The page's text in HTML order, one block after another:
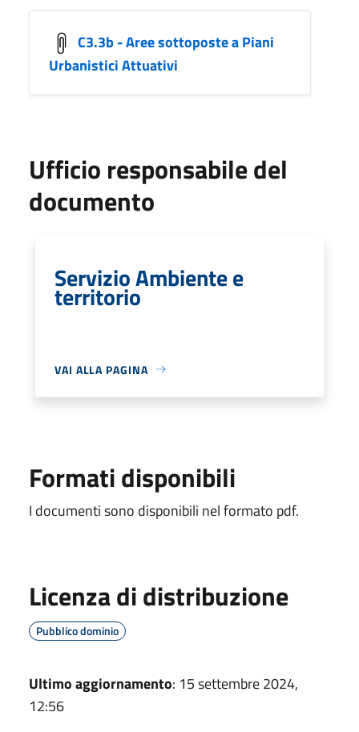
C3.3b - Aree sottoposte a Piani
Urbanistici Attuativi
Ufficio responsabile del
documento
Servizio Ambiente e
territorio
VAI ALLA PAGINA
Formati disponibili
I documenti sono disponibili nel formato pdf.
Licenza di distribuzione
Pubblico dominio
Ultimo aggiornamento: 15 settembre 2024,
12:56